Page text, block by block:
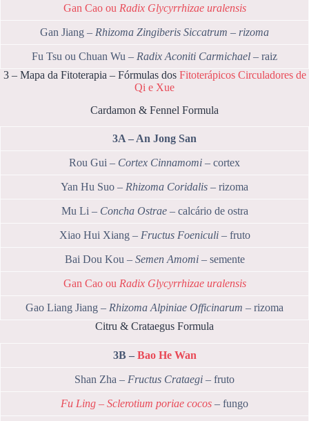
Gan Cao ou Radix Glycyrrhizae uralensis
Gan Jiang – Rhizoma Zingiberis Siccatrum – rizoma
Fu Tsu ou Chuan Wu – Radix Aconiti Carmichael – raiz
3 – Mapa da Fitoterapia – Fórmulas dos Fitoterápicos Circuladores de
Qi e Xue
Cardamon & Fennel Formula
3A – An Jong San
Rou Gui – Cortex Cinnamomi – cortex
Yan Hu Suo – Rhizoma Coridalis – rizoma
Mu Li – Concha Ostrae– calcário de ostra
Xiao Hui Xiang – Fructus Foeniculi– fruto
Bai Dou Kou – Semen Amomi– semente
Gan Cao ou Radix Glycyrrhizae uralensis
Gao Liang Jiang – Rhizoma Alpiniae Officinarum – rizoma
Citru & Crataegus Formula
3B – Bao He Wan
Shan Zha – Fructus Crataegi – fruto
Fu Ling – Sclerotium poriae cocos – fungo